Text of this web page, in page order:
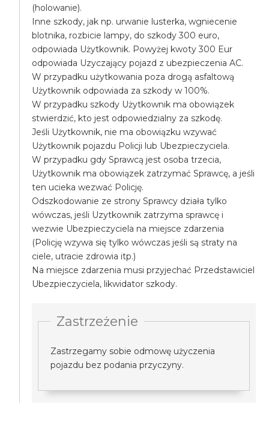
(holowanie).
Inne szkody, jak np. urwanie lusterka, wgniecenie
blotnika, rozbicie lampy, do szkody 300 euro,
odpowiada Użytkownik. Powyżej kwoty 300 Eur
odpowiada Uzyczający pojazd z ubezpieczenia AC.
W przypadku użytkowania poza drogą asfaltową
Użytkownik odpowiada za szkody w 100%.
W przypadku szkody Użytkownik ma obowiązek
stwierdzić, kto jest odpowiedzialny za szkodę.
Jeśli Użytkownik, nie ma obowiązku wzywać
Użytkownik pojazdu Policji lub Ubezpieczyciela.
W przypadku gdy Sprawcą jest osoba trzecia,
Użytkownik ma obowiązek zatrzymać Sprawcę, a jeśli
ten ucieka wezwać Policję.
Odszkodowanie ze strony Sprawcy działa tylko
wówczas, jeśli Uzytkownik zatrzyma sprawcę i
wezwie Ubezpieczyciela na miejsce zdarzenia
(Policję wzywa się tylko wówczas jeśli są straty na
ciele, utracie zdrowia itp.)
Na miejsce zdarzenia musi przyjechać Przedstawiciel
Ubezpieczyciela, likwidator szkody.
Zastrzeżenie
Zastrzegamy sobie odmowę użyczenia
pojazdu bez podania przyczyny.